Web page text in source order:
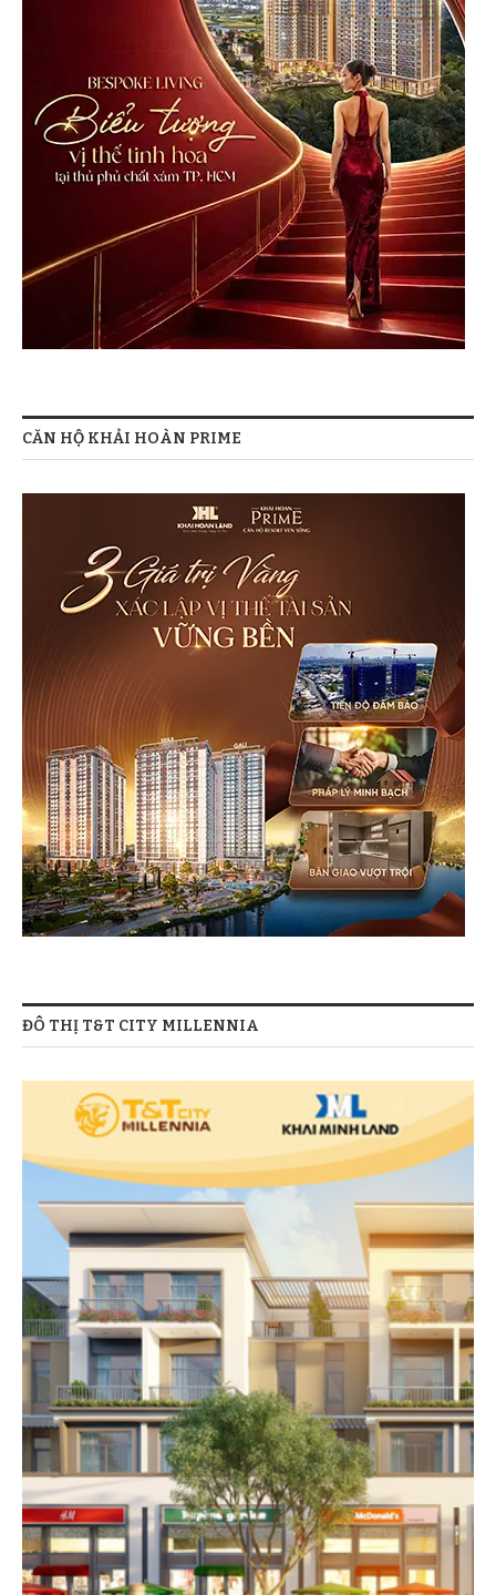
CĂN HỘ KHẢI HOÀN PRIME
ĐÔ THỊ T&T CITY MILLENNIA